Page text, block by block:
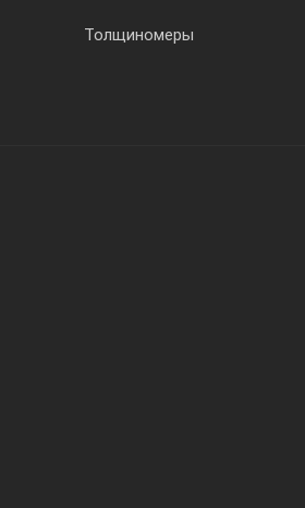
Толщиномеры